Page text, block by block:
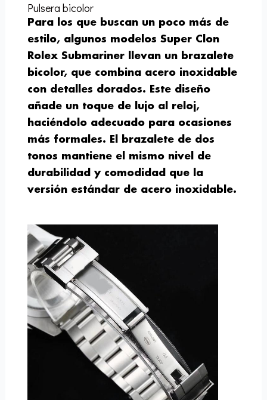
Pulsera bicolor
Para los que buscan un poco más de
estilo, algunos modelos Super Clon
Rolex Submariner llevan un brazalete
bicolor, que combina acero inoxidable
con detalles dorados. Este diseño
añade un toque de lujo al reloj,
haciéndolo adecuado para ocasiones
más formales. El brazalete de dos
tonos mantiene el mismo nivel de
durabilidad y comodidad que la
versión estándar de acero inoxidable.